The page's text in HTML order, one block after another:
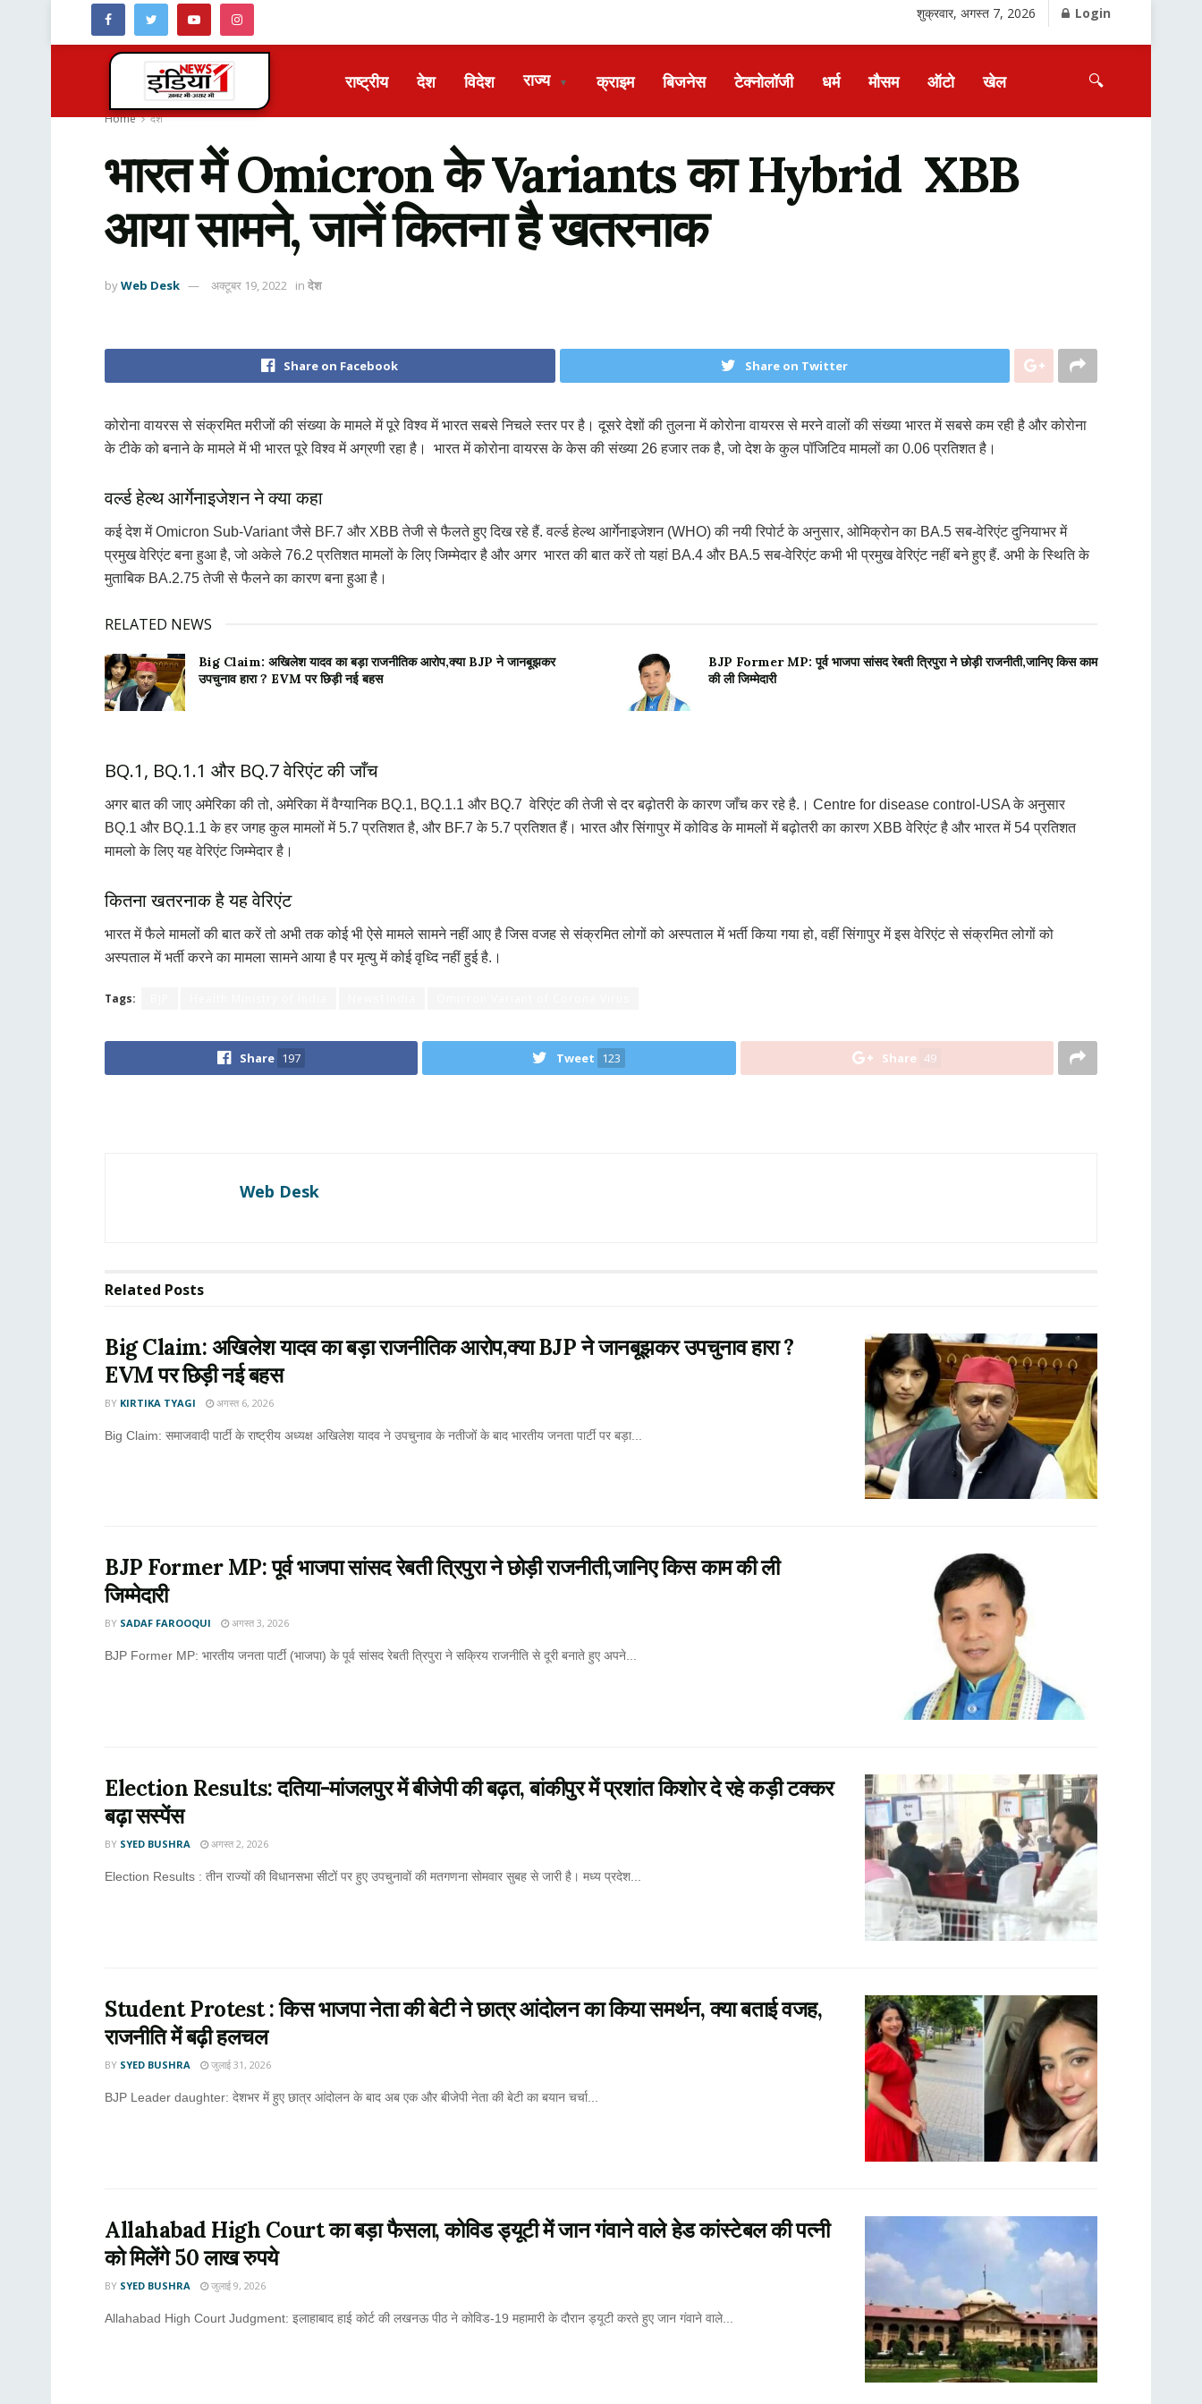
शुक्रवार, अगस्त 7, 2026 Login
राष्ट्रीय देश विदेश राज्य ▼ क्राइम बिजनेस टेक्नोलॉजी धर्म मौसम ऑटो खेल 🔍
Home देश
भारत में Omicron के Variants का Hybrid XBB
आया सामने, जानें कितना है खतरनाक
byWeb Desk अक्टूबर 19, 2022 in देश
Share on Facebook Share on Twitter
कोरोना वायरस से संक्रमित मरीजों की संख्या के मामले में पूरे विश्व में भारत सबसे निचले स्तर पर है। दूसरे देशों की तुलना में कोरोना वायरस से मरने वालों की संख्या भारत में सबसे कम रही है और कोरोना
के टीके को बनाने के मामले में भी भारत पूरे विश्व में अग्रणी रहा है। भारत में कोरोना वायरस के केस की संख्या 26 हजार तक है, जो देश के कुल पॉजिटिव मामलों का 0.06 प्रतिशत है।
वर्ल्ड हेल्थ आर्गेनाइजेशन ने क्या कहा
कई देश में Omicron Sub-Variant जैसे BF.7 और XBB तेजी से फैलते हुए दिख रहे हैं. वर्ल्ड हेल्थ आर्गेनाइजेशन (WHO) की नयी रिपोर्ट के अनुसार, ओमिक्रोन का BA.5 सब-वेरिएंट दुनियाभर में
प्रमुख वेरिएंट बना हुआ है, जो अकेले 76.2 प्रतिशत मामलों के लिए जिम्मेदार है और अगर भारत की बात करें तो यहां BA.4 और BA.5 सब-वेरिएंट कभी भी प्रमुख वेरिएंट नहीं बने हुए हैं. अभी के स्थिति के
मुताबिक BA.2.75 तेजी से फैलने का कारण बना हुआ है।
RELATED NEWS
Big Claim: अखिलेश यादव का बड़ा राजनीतिक आरोप,क्या BJP ने जानबूझकर
उपचुनाव हारा ? EVM पर छिड़ी नई बहस
BJP Former MP: पूर्व भाजपा सांसद रेबती त्रिपुरा ने छोड़ी राजनीती,जानिए किस काम
की ली जिम्मेदारी
BQ.1, BQ.1.1 और BQ.7 वेरिएंट की जाँच
अगर बात की जाए अमेरिका की तो, अमेरिका में वैग्यानिक BQ.1, BQ.1.1 और BQ.7 वेरिएंट की तेजी से दर बढ़ोतरी के कारण जाँच कर रहे है.। Centre for disease control-USA के अनुसार
BQ.1 और BQ.1.1 के हर जगह कुल मामलों में 5.7 प्रतिशत है, और BF.7 के 5.7 प्रतिशत हैं। भारत और सिंगापुर में कोविड के मामलों में बढ़ोतरी का कारण XBB वेरिएंट है और भारत में 54 प्रतिशत
मामलो के लिए यह वेरिएंट जिम्मेदार है।
कितना खतरनाक है यह वेरिएंट
भारत में फैले मामलों की बात करें तो अभी तक कोई भी ऐसे मामले सामने नहीं आए है जिस वजह से संक्रमित लोगों को अस्पताल में भर्ती किया गया हो, वहीं सिंगापुर में इस वेरिएंट से संक्रमित लोगों को
अस्पताल में भर्ती करने का मामला सामने आया है पर मृत्यु में कोई वृध्दि नहीं हुई है.।
Tags:
Share 197 Tweet 123 Share 49
Web Desk
Related Posts
Big Claim: अखिलेश यादव का बड़ा राजनीतिक आरोप,क्या BJP ने जानबूझकर उपचुनाव हारा ?
EVM पर छिड़ी नई बहस
BY KIRTIKA TYAGI अगस्त 6, 2026
Big Claim: समाजवादी पार्टी के राष्ट्रीय अध्यक्ष अखिलेश यादव ने उपचुनाव के नतीजों के बाद भारतीय जनता पार्टी पर बड़ा...
BJP Former MP: पूर्व भाजपा सांसद रेबती त्रिपुरा ने छोड़ी राजनीती,जानिए किस काम की ली
जिम्मेदारी
BY SADAF FAROOQUI अगस्त 3, 2026
BJP Former MP: भारतीय जनता पार्टी (भाजपा) के पूर्व सांसद रेबती त्रिपुरा ने सक्रिय राजनीति से दूरी बनाते हुए अपने...
Election Results: दतिया-मांजलपुर में बीजेपी की बढ़त, बांकीपुर में प्रशांत किशोर दे रहे कड़ी टक्कर
बढ़ा सस्पेंस
BY SYED BUSHRA अगस्त 2, 2026
Election Results : तीन राज्यों की विधानसभा सीटों पर हुए उपचुनावों की मतगणना सोमवार सुबह से जारी है। मध्य प्रदेश...
Student Protest : किस भाजपा नेता की बेटी ने छात्र आंदोलन का किया समर्थन, क्या बताई वजह,
राजनीति में बढ़ी हलचल
BY SYED BUSHRA जुलाई 31, 2026
BJP Leader daughter: देशभर में हुए छात्र आंदोलन के बाद अब एक और बीजेपी नेता की बेटी का बयान चर्चा...
Allahabad High Court का बड़ा फैसला, कोविड ड्यूटी में जान गंवाने वाले हेड कांस्टेबल की पत्नी
को मिलेंगे 50 लाख रुपये
BY SYED BUSHRA जुलाई 9, 2026
Allahabad High Court Judgment: इलाहाबाद हाई कोर्ट की लखनऊ पीठ ने कोविड-19 महामारी के दौरान ड्यूटी करते हुए जान गंवाने वाले...